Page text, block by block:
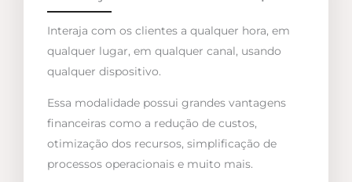
Interaja com os clientes a qualquer hora, em
qualquer lugar, em qualquer canal, usando
qualquer dispositivo.
Essa modalidade possui grandes vantagens
financeiras como a redução de custos,
otimização dos recursos, simplificação de
processos operacionais e muito mais.